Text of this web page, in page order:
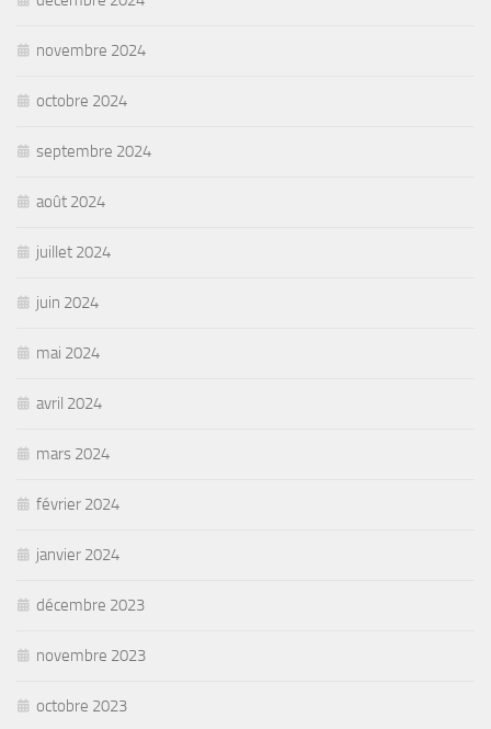
novembre 2024
octobre 2024
septembre 2024
août 2024
juillet 2024
juin 2024
mai 2024
avril 2024
mars 2024
février 2024
janvier 2024
décembre 2023
novembre 2023
octobre 2023